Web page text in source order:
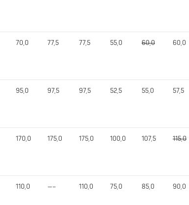
70,0 77,5 77,5 55,0 60,0 60,0
95,0 97,5 97,5 52,5 55,0 57,5
170,0 175,0 175,0 100,0 107,5 115,0
110,0 —– 110,0 75,0 85,0 90,0